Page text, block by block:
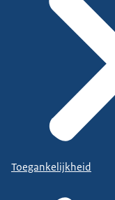
Toegankelijkheid